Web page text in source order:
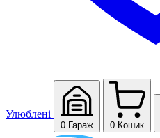
Улюблені
0 Гараж 0 Кошик